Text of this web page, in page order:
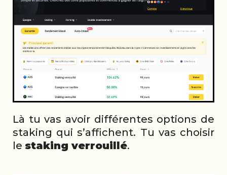
Là tu vas avoir différentes options de
staking qui s’affichent. Tu vas choisir
le staking verrouillé.